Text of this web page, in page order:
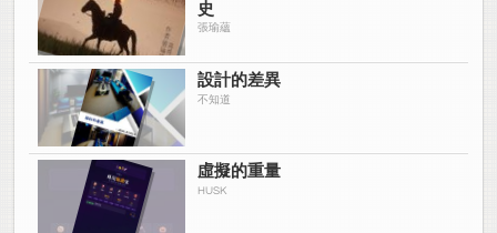
史
張瑜蘊
設計的差異
不知道
虛擬的重量
HUSK